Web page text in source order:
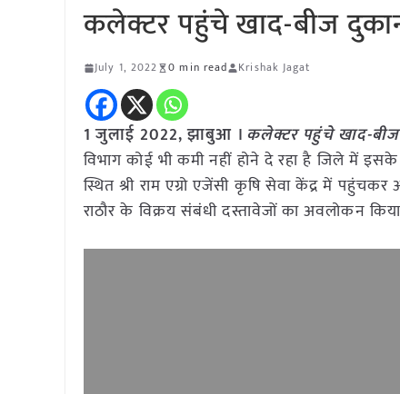
कलेक्टर पहुंचे खाद-बीज
July 1, 2022 0 min read Krishak Jagat
1 जुलाई 2022, झाबुआ । कलेक्टर पहुंचे खाद-
विभाग कोई भी कमी नहीं होने दे रहा है जिले में इसके
स्थित श्री राम एग्रो एजेंसी कृषि सेवा केंद्र में
राठौर के विक्रय संबंधी दस्तावेजों का अवलोकन